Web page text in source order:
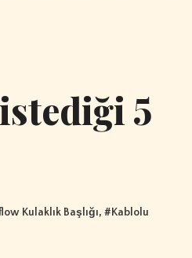
5
Kulaklık Başlığı, #Kablolu